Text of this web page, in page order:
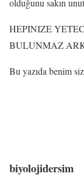
olduğunu sakın
HEPINIZE
BULUNMAZ
Bu yazıda benim
biyolojidersim